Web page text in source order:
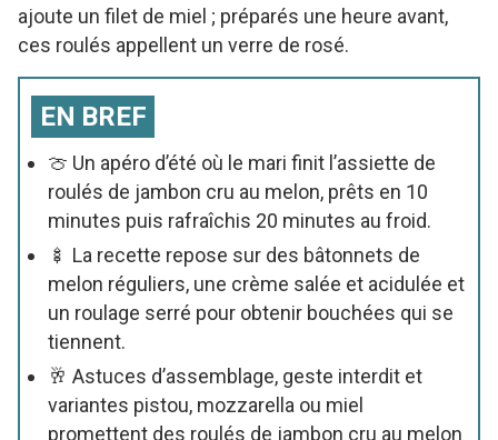
ajoute un filet de miel ; préparés une heure avant,
ces roulés appellent un verre de rosé.
EN BREF
🍈 Un apéro d’été où le mari finit l’assiette de
roulés de jambon cru au melon, prêts en 10
minutes puis rafraîchis 20 minutes au froid.
🍢 La recette repose sur des bâtonnets de
melon réguliers, une crème salée et acidulée et
un roulage serré pour obtenir bouchées qui se
tiennent.
🥂 Astuces d’assemblage, geste interdit et
variantes pistou, mozzarella ou miel
promettent des roulés de jambon cru au melon